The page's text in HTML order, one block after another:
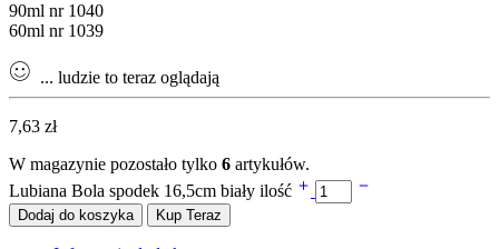
90ml nr 1040
60ml nr 1039
... ludzie to teraz oglądają
7,63 zł
W magazynie pozostało tylko 6 artykułów.
Lubiana Bola spodek 16,5cm biały ilość
Dodaj do koszyka Kup Teraz